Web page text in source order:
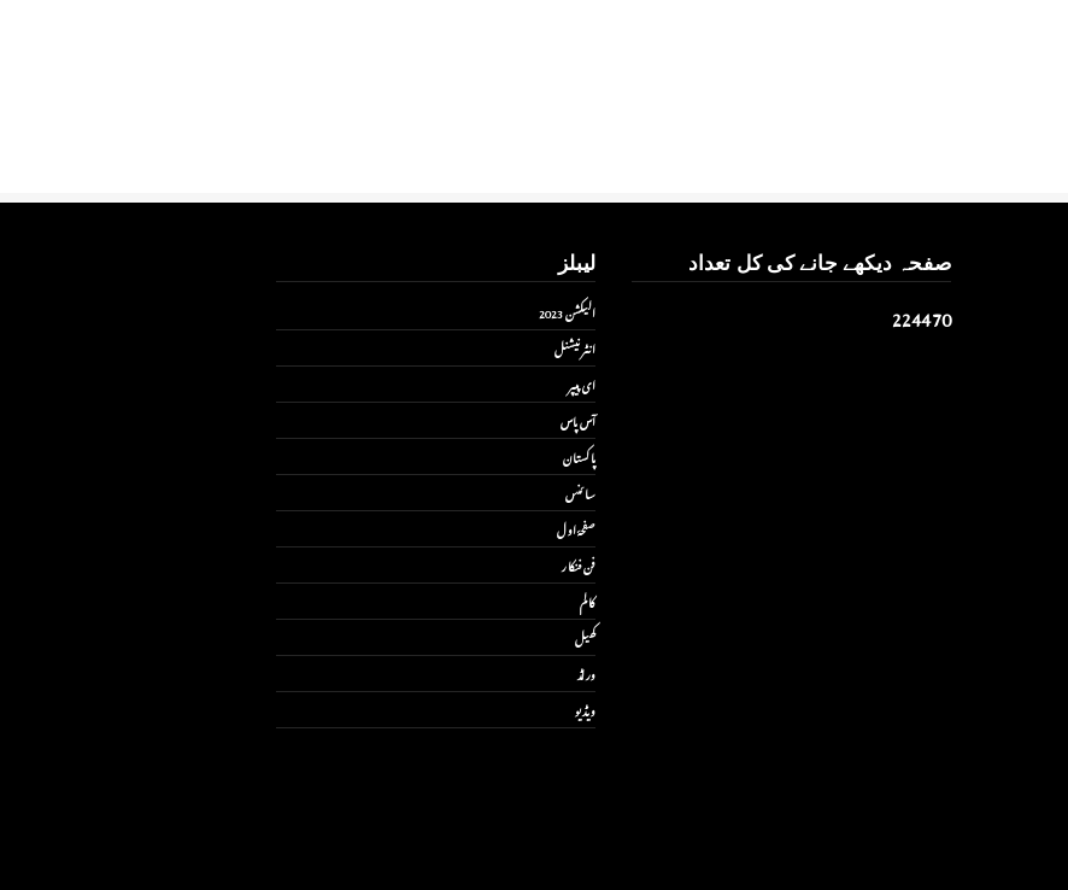
صفحہ دیکھے جانے کی کل تعداد
224470
لیبلز
الیکشن 2023
انٹر نیشنل
ای پیپر
آس پاس
پاکستان
سائنس
صفحۂ اول
فن فنکار
کالم
کھیل
ورلڈ
ویڈیو